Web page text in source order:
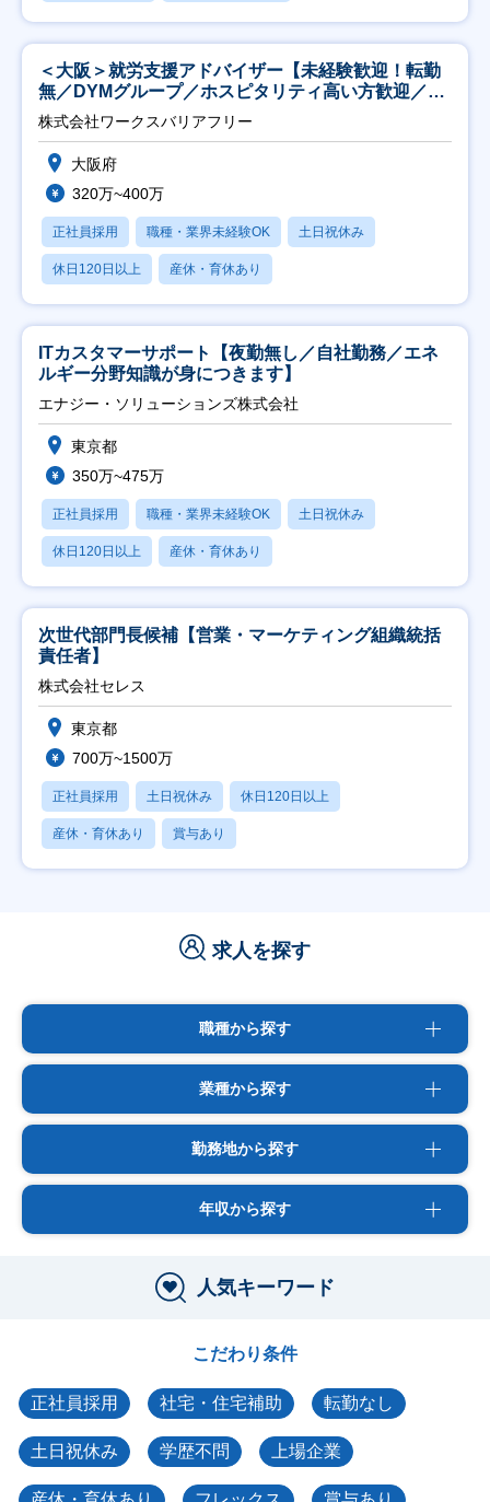
＜大阪＞就労支援アドバイザー【未経験歓迎！転勤
無／DYMグループ／ホスピタリティ高い方歓迎／土
日祝】
株式会社ワークスバリアフリー
大阪府
320万~400万
正社員採用 職種・業界未経験OK 土日祝休み
休日120日以上 産休・育休あり
ITカスタマーサポート【夜勤無し／自社勤務／エネ
ルギー分野知識が身につきます】
エナジー・ソリューションズ株式会社
東京都
350万~475万
正社員採用 職種・業界未経験OK 土日祝休み
休日120日以上 産休・育休あり
次世代部門長候補【営業・マーケティング組織統括
責任者】
株式会社セレス
東京都
700万~1500万
正社員採用 土日祝休み 休日120日以上
産休・育休あり 賞与あり
求人を探す
職種から探す
業種から探す
勤務地から探す
年収から探す
人気キーワード
こだわり条件
正社員採用 社宅・住宅補助 転勤なし
土日祝休み 学歴不問 上場企業